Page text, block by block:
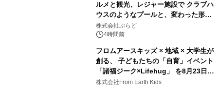
ルメと観光、レジャー施設で クラブハ
ウスのようなプールと、変わった形の
サウナも 「THE BOXY AWAJI」のお
得な素泊まり連泊プランで
株式会社ぷらど
4時間前
フロムアースキッズ × 地域 × 大学生が
創る、 子どもたちの「自育」イベント
「諸福ジーク×Lifehug」 を8月23日
(日)開催
株式会社From Earth Kids